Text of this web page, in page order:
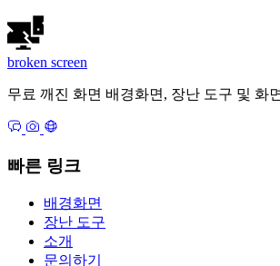
broken screen
무료 깨진 화면 배경화면, 장난 도구 및 화
빠른 링크
배경화면
장난 도구
소개
문의하기